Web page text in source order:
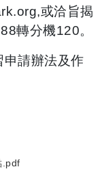
org,或洽旨揭
轉分機120。
申請辦法及作
.pdf